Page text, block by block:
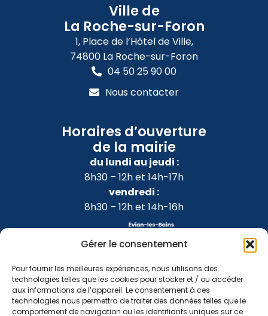
Gérer le consentement
Pour fournir les meilleures expériences, nous utilisons des
technologies telles que les cookies pour stocker et / ou accéder
aux informations de l’appareil. Le consentement à ces
technologies nous permettra de traiter des données telles que le
comportement de navigation ou les identifiants uniques sur ce
Ville de
La Roche-sur-Foron
1, Place de l’Hôtel de Ville,
74800 La Roche-sur-Foron
04 50 25 90 00
Nous contacter
Horaires d’ouverture
de la mairie
du lundi au jeudi :
8h30 – 12h et 14h-17h
vendredi :
8h30 – 12h et 14h-16h